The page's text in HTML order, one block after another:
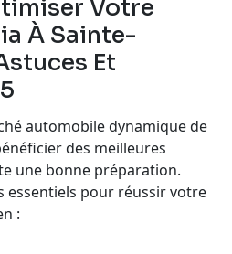
Votre
À Sainte-
Et
automobile dynamique de
des meilleures
une bonne préparation.
essentiels pour réussir votre
: